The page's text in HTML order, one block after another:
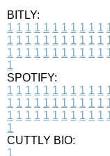
BITLY:
1 1 1 1 1 1 1 1 1 1 1
1 1 1 1 1 1 1 1 1 1 1
1 1 1 1 1 1 1 1 1 1 1
1
SPOTIFY:
1 1 1 1 1 1 1 1 1 1 1
1 1 1 1 1 1 1 1 1 1 1
1 1 1 1 1 1 1 1 1 1 1
1
CUTTLY BIO:
1